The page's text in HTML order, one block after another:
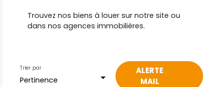
Trouvez nos biens à louer sur notre site ou
dans nos agences immobilières.
Pertinence
Trier par
ALERTE
MAIL